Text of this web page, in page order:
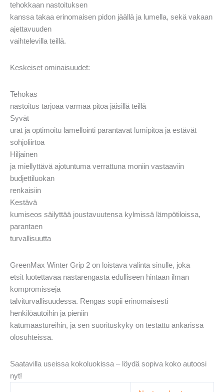
tehokkaan nastoituksen
kanssa takaa erinomaisen pidon jäällä ja lumella, sekä vakaan
ajettavuuden
vaihtelevilla teillä.
Keskeiset ominaisuudet:
Tehokas
nastoitus tarjoaa varmaa pitoa jäisillä teillä
Syvät
urat ja optimoitu lamellointi parantavat lumipitoa ja estävät
sohjoliirtoa
Hiljainen
ja miellyttävä ajotuntuma verrattuna moniin vastaaviin
budjettiluokan
renkaisiin
Kestävä
kumiseos säilyttää joustavuutensa kylmissä lämpötiloissa,
parantaen
turvallisuutta
GreenMax Winter Grip 2 on loistava valinta sinulle, joka
etsit luotettavaa nastarengasta edulliseen hintaan ilman
kompromisseja
talviturvallisuudessa. Rengas sopii erinomaisesti
henkilöautoihin ja pieniin
katumaastureihin, ja sen suorituskyky on testattu ankarissa
olosuhteissa.
Saatavilla useissa kokoluokissa – löydä sopiva koko autoosi
nyt!